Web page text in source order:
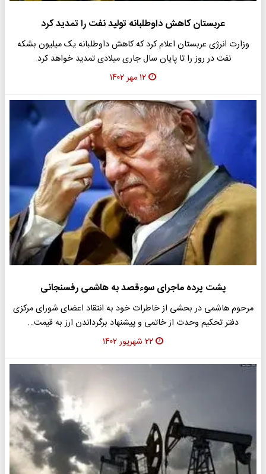
عربستان کاهش داوطلبانه تولید نفت را تمدید کرد
وزارت انرژی عربستان اعلام کرد که کاهش داوطلبانه یک میلیون بشکه
نفت در روز را تا پایان سال جاری میلادی تمدید خواهد کرد.
۱۲ مهر ۱۴۰۲
پشت پرده ماجرای سوءقصد به هاشمی رفسنجانی
مرحوم هاشمی در بحشی از خاطرات خود به انتقاد اعضای شورای مرکزی
دفتر تحکیم وحدت از خاتمی و پیشنهاد برگرداندن ارز به قیمت…
۲۲ شهریور ۱۴۰۲